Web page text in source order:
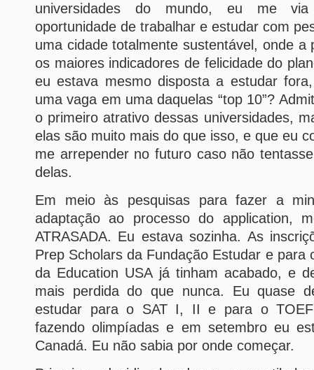
universidades do mundo, eu me
oportunidade de trabalhar e estudar com
uma cidade totalmente sustentável, onde a
os maiores indicadores de felicidade do
eu estava mesmo disposta a estudar
uma vaga em uma daquelas “top 10”?
o primeiro atrativo dessas universidades,
elas são muito mais do que isso, e que eu
me arrepender no futuro caso não
delas.
Em meio às pesquisas para fazer a
adaptação ao processo do application,
ATRASADA. Eu estava sozinha. As
Prep Scholars da Fundação Estudar e para
da Education USA já tinham acabado, e
mais perdida do que nunca. Eu quase
estudar para o SAT I, II e para o
fazendo olimpíadas e em setembro eu
Canadá. Eu não sabia por onde começar.